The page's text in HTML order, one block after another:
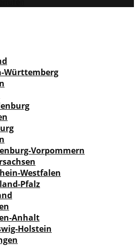
Württemberg
Vorpommern
Westfalen
Pfalz
Anhalt
Holstein